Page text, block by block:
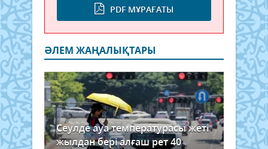
PDF МҰРАҒАТЫ
ӘЛЕМ ЖАҢАЛЫҚТАРЫ
Сеулде ауа температурасы жеті
жылдан бері алғаш рет 40